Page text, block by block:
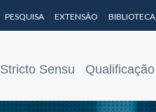
PESQUISA EXTENSÃO BIBLIOTECA
Stricto Sensu Qualificação